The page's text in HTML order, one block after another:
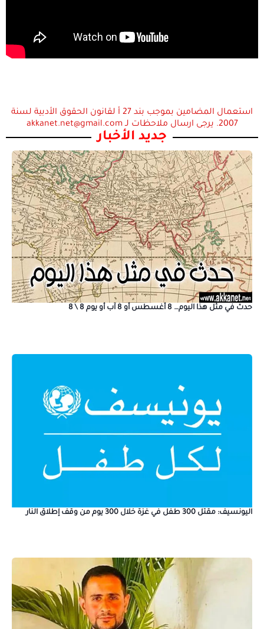
استعمال المضامين بموجب بند 27 أ لقانون الحقوق الأدبية لسنة
2007. يرجى ارسال ملاحظات لـ akkanet.net@gmail.com
جديد الأخبار
حدث في مثل هذا اليوم… 8 أغسطس أو 8 آب أو يوم 8 \ 8
اليونسيف: مقتل 300 طفل في غزة خلال 300 يوم من وقف إطلاق النار